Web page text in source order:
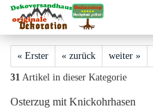
« Erster « zurück weiter »
31 Artikel in dieser Kategorie
Osterzug mit Knickohrhasen